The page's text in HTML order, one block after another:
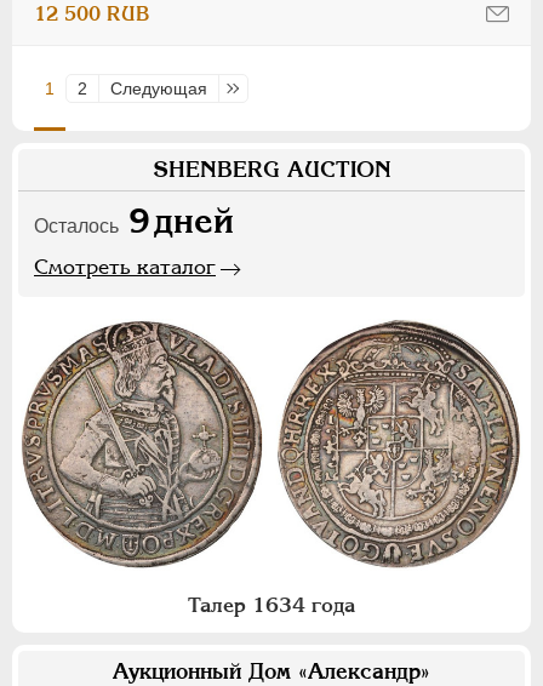
12 500 RUB
1 2 Следующая Последняя
SHENBERG AUCTION
Осталось 9дней
Смотреть каталог
Талер 1634 года
Аукционный Дом «Александр»